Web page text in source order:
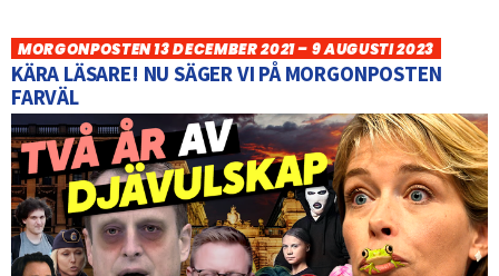
MORGONPOSTEN 13 DECEMBER 2021 – 9 AUGUSTI 2023
KÄRA LÄSARE! NU SÄGER VI PÅ MORGONPOSTEN
FARVÄL